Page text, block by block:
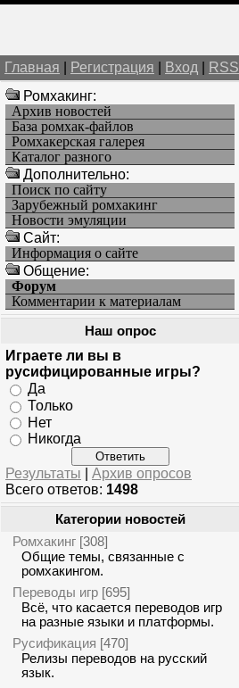
Главная Регистрация Вход RSS
Ромхакинг:
Архив новостей
База ромхак-файлов
Ромхакерская галерея
Каталог разного
Дополнительно:
Поиск по сайту
Зарубежный ромхакинг
Новости эмуляции
Cайт:
Информация о сайте
Общение:
Форум
Комментарии к материалам
Наш опрос
Играете ли вы в
русифицированные игры?
Да
Только
Нет
Никогда
Результаты
Архив опросов
Всего ответов: 1498
Категории новостей
Ромхакинг [308]
Общие темы, связанные с
ромхакингом.
Переводы игр [695]
Всё, что касается переводов игр
на разные языки и платформы.
Русификация [470]
Релизы переводов на русский
язык.